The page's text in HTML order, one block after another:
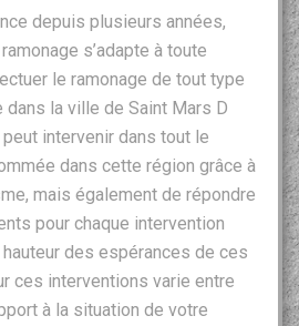
depuis plusieurs années,
s’adapte à toute
le ramonage de tout type
dans la ville de Saint Mars D
intervenir dans tout le
dans cette région grâce à
mais également de répondre
pour chaque intervention
des espérances de ces
ces interventions varie entre
à la situation de votre